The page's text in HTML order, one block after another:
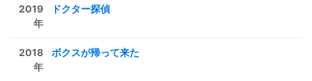
2019
年
ドクター探偵
2018
年
ボクスが帰って来た